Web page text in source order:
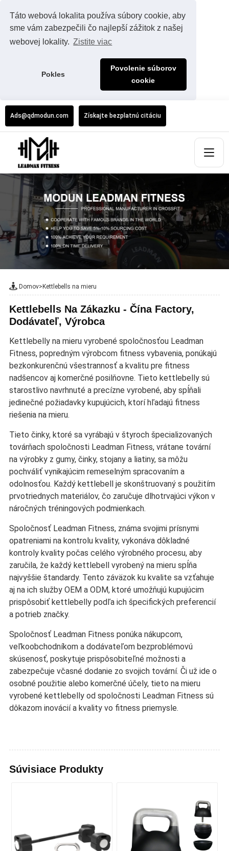
Táto webová lokalita používa súbory cookie, aby
sme vám zabezpečili čo najlepší zážitok z našej
webovej lokality. Zistite viac
Pokles
Povolenie súborov
cookie
Ads@qdmodun.com Získajte bezplatnú citáciu
Domov>Kettlebells na mieru
Kettlebells Na Zákazku - Čína Factory,
Dodávateľ, Výrobca
Kettlebelly na mieru vyrobené spoločnosťou Leadman
Fitness, popredným výrobcom fitness vybavenia, ponúkajú
bezkonkurenčnú všestrannosť a kvalitu pre fitness
nadšencov aj komerčné posilňovne. Tieto kettlebelly sú
starostlivo navrhnuté a precízne vyrobené, aby spĺňali
jedinečné požiadavky kupujúcich, ktorí hľadajú fitness
riešenia na mieru.
Tieto činky, ktoré sa vyrábajú v štyroch špecializovaných
továrňach spoločnosti Leadman Fitness, vrátane tovární
na výrobky z gumy, činky, stojany a liatiny, sa môžu
pochváliť vynikajúcim remeselným spracovaním a
odolnosťou. Každý kettlebell je skonštruovaný s použitím
prvotriednych materiálov, čo zaručuje dlhotrvajúci výkon v
náročných tréningových podmienkach.
Spoločnosť Leadman Fitness, známa svojimi prísnymi
opatreniami na kontrolu kvality, vykonáva dôkladné
kontroly kvality počas celého výrobného procesu, aby
zaručila, že každý kettlebell vyrobený na mieru spĺňa
najvyššie štandardy. Tento záväzok ku kvalite sa vzťahuje
aj na ich služby OEM a ODM, ktoré umožňujú kupujúcim
prispôsobiť kettlebelly podľa ich špecifických preferencií
a potrieb značky.
Spoločnosť Leadman Fitness ponúka nákupcom,
veľkoobchodníkom a dodávateľom bezproblémovú
skúsenosť, poskytuje prispôsobiteľné možnosti a
zabezpečuje včasné dodanie zo svojich tovární. Či už ide o
osobné použitie alebo komerčné účely, tieto na mieru
vyrobené kettlebelly od spoločnosti Leadman Fitness sú
dôkazom inovácií a kvality vo fitness priemysle.
Súvisiace Produkty